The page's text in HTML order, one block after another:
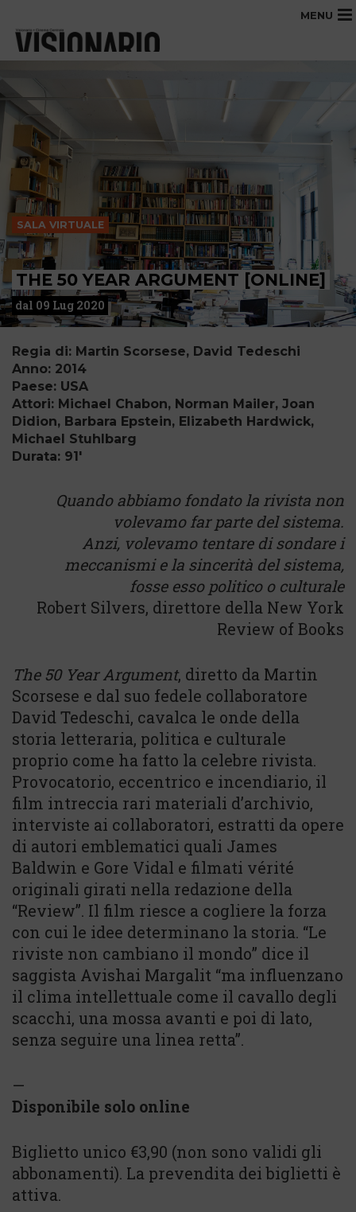
MENU
SALA VIRTUALE
THE 50 YEAR ARGUMENT [ONLINE]
dal 09 Lug 2020
Regia di: Martin Scorsese, David Tedeschi
Anno: 2014
Paese: USA
Attori: Michael Chabon, Norman Mailer, Joan
Didion, Barbara Epstein, Elizabeth Hardwick,
Michael Stuhlbarg
Durata: 91'
Quando abbiamo fondato la rivista non
volevamo far parte del sistema.
Anzi, volevamo tentare di sondare i
meccanismi e la sincerità del sistema,
fosse esso politico o culturale
Robert Silvers, direttore della New York
Review of Books
The 50 Year Argument, diretto da Martin
Scorsese e dal suo fedele collaboratore
David Tedeschi, cavalca le onde della
storia letteraria, politica e culturale
proprio come ha fatto la celebre rivista.
Provocatorio, eccentrico e incendiario, il
film intreccia rari materiali d’archivio,
interviste ai collaboratori, estratti da opere
di autori emblematici quali James
Baldwin e Gore Vidal e filmati vérité
originali girati nella redazione della
“Review”. Il film riesce a cogliere la forza
con cui le idee determinano la storia. “Le
riviste non cambiano il mondo” dice il
saggista Avishai Margalit “ma influenzano
il clima intellettuale come il cavallo degli
scacchi, una mossa avanti e poi di lato,
senza seguire una linea retta”.
—
Disponibile solo online
Biglietto unico €3,90 (non sono validi gli
abbonamenti). La prevendita dei biglietti è
attiva.